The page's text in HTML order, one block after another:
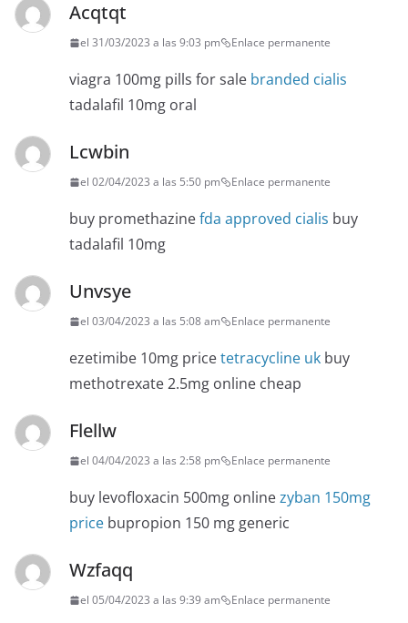
Acqtqt
el 31/03/2023 a las 9:03 pm Enlace permanente
viagra 100mg pills for sale branded cialis
tadalafil 10mg oral
Lcwbin
el 02/04/2023 a las 5:50 pm Enlace permanente
buy promethazinefda approved cialis buy
tadalafil 10mg
Unvsye
el 03/04/2023 a las 5:08 am Enlace permanente
ezetimibe 10mg pricetetracycline uk buy
methotrexate 2.5mg online cheap
Flellw
el 04/04/2023 a las 2:58 pm Enlace permanente
buy levofloxacin 500mg onlinezyban 150mg
price bupropion 150 mg generic
Wzfaqq
el 05/04/2023 a las 9:39 am Enlace permanente